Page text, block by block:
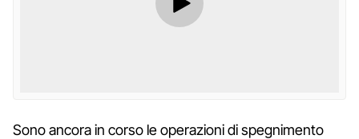
Sono ancora in corso le operazioni di spegnimento